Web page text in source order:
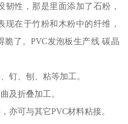
性，那是里面添加了石粉，
在于竹粉和木粉中的纤维，
了。PVC发泡板生产线 碳晶
钉、刨、粘等加工。
及折叠加工。
亦可与其它PVC材料粘接。